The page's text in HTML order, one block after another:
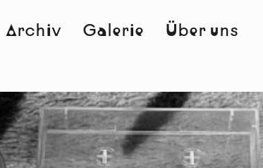
Archiv Galerie Über uns